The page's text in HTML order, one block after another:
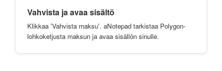
Vahvista ja avaa sisältö
Klikkaa 'Vahvista maksu'. aNotepad tarkistaa Polygon-
lohkoketjusta maksun ja avaa sisällön sinulle.